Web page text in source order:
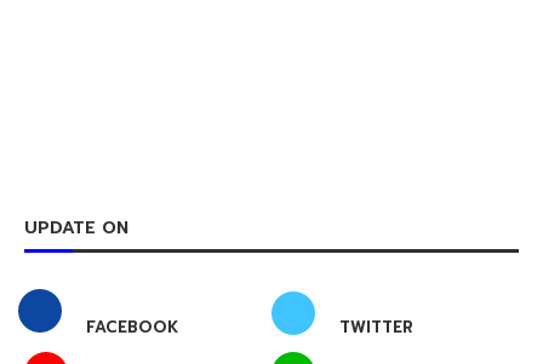
UPDATE ON
FACEBOOK TWITTER